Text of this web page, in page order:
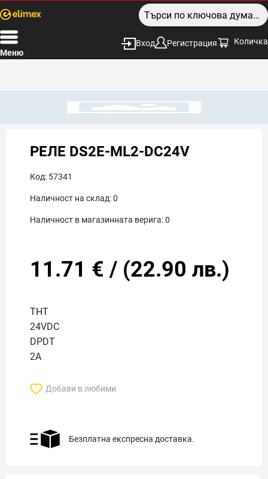
Меню
Вход Регистрация Количка
РЕЛЕ DS2E-ML2-DC24V
Код: 57341
Наличност на склад:0
Наличност в магазинната верига:0
11.71 € / (22.90 лв.)
THT
24VDC
DPDT
2A
Добави в любими
Безплатна експресна доставка.